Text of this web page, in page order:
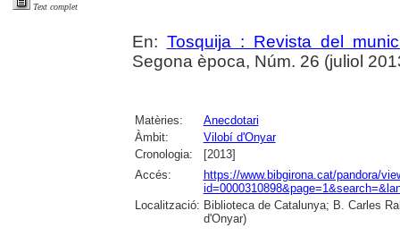
Text complet
En: Tosquija : Revista del
Segona època, Núm. 26 (juliol
Matèries:
Anecdotari
Àmbit:
Vilobí d'Onyar
Cronologia:
[2013]
Accés:
https://www.bibgirona.cat/pandora/
Localització: Biblioteca de Catalunya; B. Carles
d'Onyar)